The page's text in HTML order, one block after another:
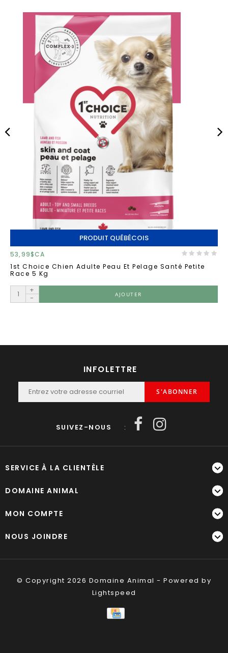
PRODUIT QUÉBÉCOIS
53,99$CA
1st Choice Chien Adulte Peau Et Pelage Santé Petite
Race 5 Kg
+
-
AJOUTER
INFOLETTRE
S'ABONNER
SUIVEZ-NOUS :
SERVICE À LA CLIENTÈLE
DOMAINE ANIMAL
MON COMPTE
NOUS JOINDRE
© Copyright 2026 Domaine Animal - Powered by
Lightspeed